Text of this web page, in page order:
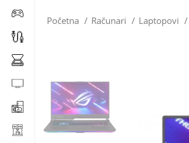
Početna Računari Laptopovi